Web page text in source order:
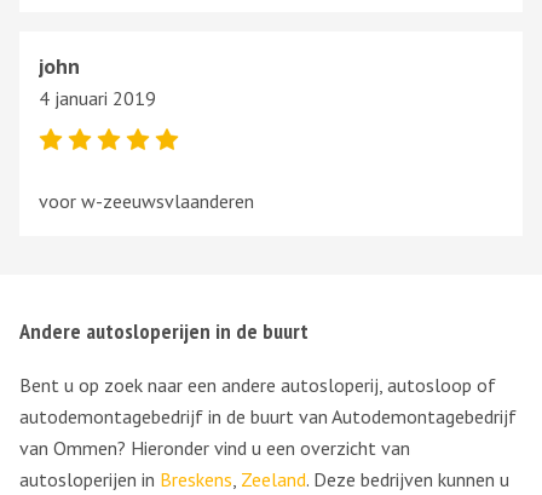
john
4 januari 2019
voor w-zeeuwsvlaanderen
Andere autosloperijen in de buurt
Bent u op zoek naar een andere autosloperij, autosloop of
autodemontagebedrijf in de buurt van Autodemontagebedrijf
van Ommen? Hieronder vind u een overzicht van
autosloperijen in Breskens, Zeeland. Deze bedrijven kunnen u